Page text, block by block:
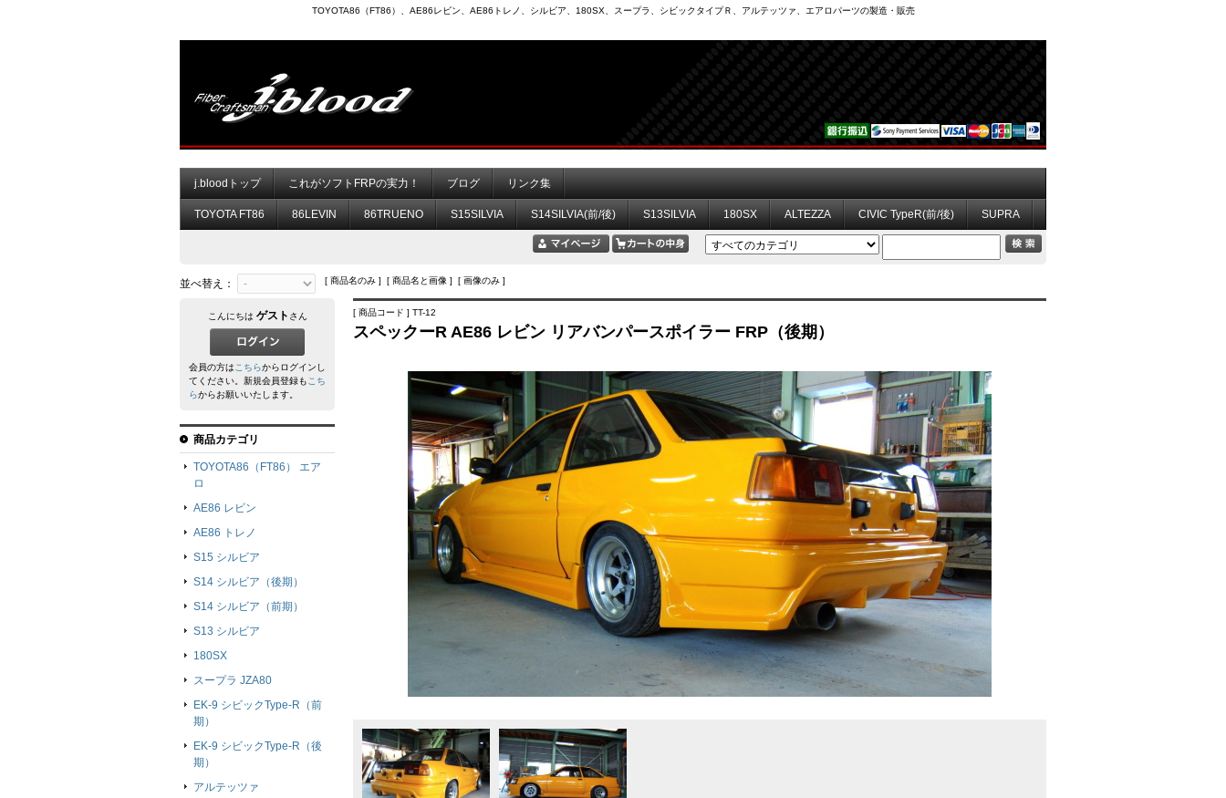
TOYOTA86（FT86）、AE86レビン、AE86トレノ、シルビア、180SX、スープラ、シビックタイプＲ、アルテッツァ、エアロパーツの製造・販売
j.bloodトップ これがソフトFRPの実力！ ブログ リンク集
TOYOTA FT86 86LEVIN 86TRUENO S15SILVIA S14SILVIA(前/後) S13SILVIA 180SX ALTEZZA CIVIC TypeR(前/後) SUPRA
並べ替え： [ 商品名のみ ] [ 商品名と画像 ] [ 画像のみ ]
[ 商品コード ] TT-12
スペックーR AE86 レビン リアバンパースポイラー FRP（後期）
こんにちは ゲスト さん
会員の方はこちらからログインし
てください。新規会員登録もこち
らからお願いいたします。
商品カテゴリ
TOYOTA86（FT86） エア
ロ
AE86 レビン
AE86 トレノ
S15 シルビア
S14 シルビア（後期）
S14 シルビア（前期）
S13 シルビア
180SX
スープラ JZA80
EK-9 シビックType-R（前
期）
EK-9 シビックType-R（後
期）
アルテッツァ